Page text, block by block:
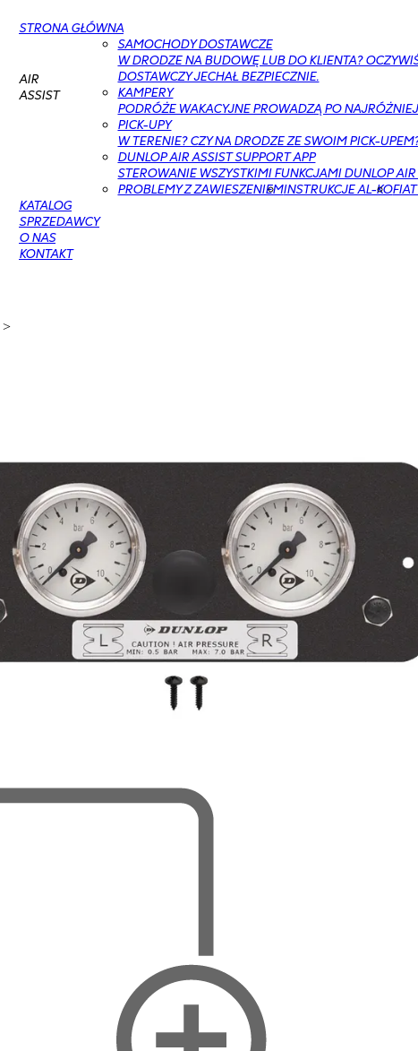
STRONA GŁÓWNA
AIR
ASSIST
SAMOCHODY DOSTAWCZE
W DRODZE NA BUDOWĘ LUB DO KLIENTA?
DOSTAWCZY JECHAŁ BEZPIECZNIE.
KAMPERY
PODRÓŻE WAKACYJNE PROWADZĄ PO
PICK-UPY
W TERENIE? CZY NA DRODZE ZE SWOIM PICK-
DUNLOP AIR ASSIST SUPPORT APP
STEROWANIE WSZYSTKIMI FUNKCJAMI DUNLOP
PROBLEMY Z ZAWIESZENIEMINSTRUKCJE AL-KO
KATALOG
SPRZEDAWCY
O NAS
KONTAKT
>